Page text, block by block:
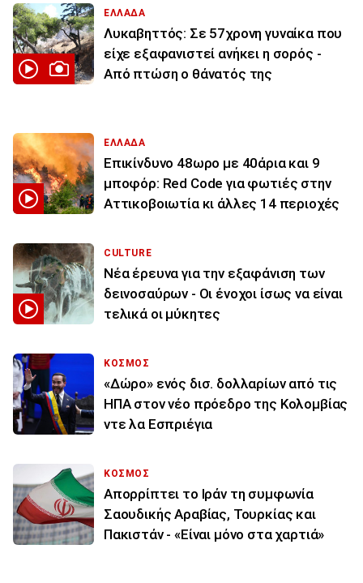
ΕΛΛΑΔΑ
Λυκαβηττός: Σε 57χρονη γυναίκα που
είχε εξαφανιστεί ανήκει η σορός -
Από πτώση ο θάνατός της
ΕΛΛΑΔΑ
Επικίνδυνο 48ωρο με 40άρια και 9
μποφόρ: Red Code για φωτιές στην
Αττικοβοιωτία κι άλλες 14 περιοχές
CULTURE
Νέα έρευνα για την εξαφάνιση των
δεινοσαύρων - Οι ένοχοι ίσως να είναι
τελικά οι μύκητες
ΚΟΣΜΟΣ
«Δώρο» ενός δισ. δολλαρίων από τις
ΗΠΑ στον νέο πρόεδρο της Κολομβίας
ντε λα Εσπριέγια
ΚΟΣΜΟΣ
Απορρίπτει το Ιράν τη συμφωνία
Σαουδικής Αραβίας, Τουρκίας και
Πακιστάν - «Είναι μόνο στα χαρτιά»